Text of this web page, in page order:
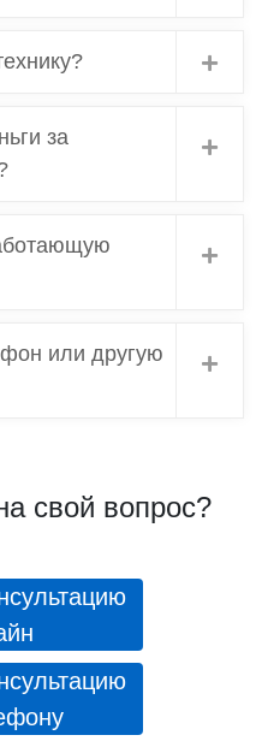
за
или другую
свой вопрос?